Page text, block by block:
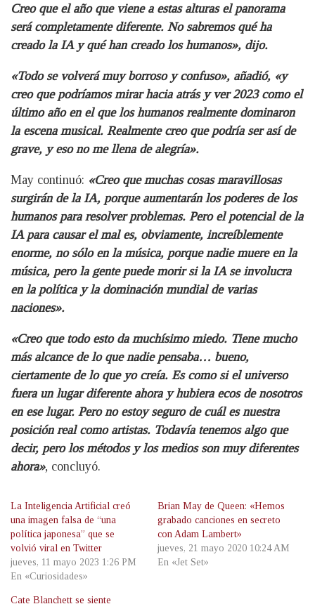
Creo que el año que viene a estas alturas el panorama
será completamente diferente. No sabremos qué ha
creado la IA y qué han creado los humanos», dijo.
«Todo se volverá muy borroso y confuso», añadió, «y
creo que podríamos mirar hacia atrás y ver 2023 como el
último año en el que los humanos realmente dominaron
la escena musical. Realmente creo que podría ser así de
grave, y eso no me llena de alegría».
May continuó: «Creo que muchas cosas maravillosas
surgirán de la IA, porque aumentarán los poderes de los
humanos para resolver problemas. Pero el potencial de la
IA para causar el mal es, obviamente, increíblemente
enorme, no sólo en la música, porque nadie muere en la
música, pero la gente puede morir si la IA se involucra
en la política y la dominación mundial de varias
naciones».
«Creo que todo esto da muchísimo miedo. Tiene mucho
más alcance de lo que nadie pensaba… bueno,
ciertamente de lo que yo creía. Es como si el universo
fuera un lugar diferente ahora y hubiera ecos de nosotros
en ese lugar. Pero no estoy seguro de cuál es nuestra
posición real como artistas. Todavía tenemos algo que
decir, pero los métodos y los medios son muy diferentes
ahora», concluyó.
La Inteligencia Artificial creó
una imagen falsa de “una
política japonesa” que se
volvió viral en Twitter
jueves, 11 mayo 2023 1:26 PM
En «Curiosidades»
Brian May de Queen: «Hemos
grabado canciones en secreto
con Adam Lambert»
jueves, 21 mayo 2020 10:24 AM
En «Jet Set»
Cate Blanchett se siente